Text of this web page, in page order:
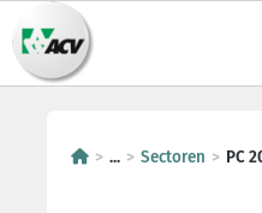
... Sectoren PC